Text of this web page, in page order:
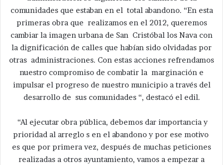
comunidades que estaban en el total abandono. “En esta
primeras obra que realizamos en el 2012, queremos
cambiar la imagen urbana de San Cristóbal los Nava con
la dignificación de calles que habían sido olvidadas por
otras administraciones. Con estas acciones refrendamos
nuestro compromiso de combatir la marginación e
impulsar el progreso de nuestro municipio a través del
desarrollo de sus comunidades “, destacó el edil.
“Al ejecutar obra pública, debemos dar importancia y
prioridad al arreglo s en el abandono y por ese motivo
es que por primera vez, después de muchas peticiones
realizadas a otros ayuntamiento, vamos a empezar a